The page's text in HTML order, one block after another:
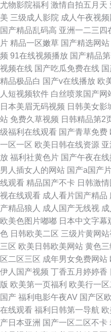
尤物影院福利 激情自拍五月天
美 三级成人影院 成人午夜视频
国产精品乱码高 亚洲一二三四
片 精品一区嫩草 国产精选网站
频 91在线视频播放 国产精品
视频在线 国产吃瓜免费在线
精品极品白 国产v在线播放 欧
人短视频软件 白丝喷浆国产网
日本美眉无码视频 日韩美女影
站 免费久草视频 日韩精品第2
级福利在线观看 国产青草免费
一区一区 欧美日韩在线资源
放 福利社黄色片 国产午夜在线
男人插女人的网站 国产a国产
线观看 精品国产不卡 日韩激
视在线观看 成人看片国产精品
产精品狼人 成人国产无线视
欧美色图片嘟嘟 日本中文字幕
色 日韩欧美二区 三级片黄网站
三区 欧美日韩欧美网站 黄色
区二区三区 成年男女免费网站
伊人国产视频 丁香五月婷婷香
版 欧美第一页福利 欧美行一区
国产 福利电影午夜AV 国产区
在线观看 福利日韩第一导航
产日本亚洲 国产一区二区不卡